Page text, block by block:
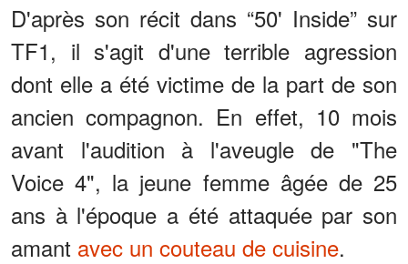
D'après son récit dans “50' Inside” sur
TF1, il s'agit d'une terrible agression
dont elle a été victime de la part de son
ancien compagnon. En effet, 10 mois
avant l'audition à l'aveugle de "The
Voice 4", la jeune femme âgée de 25
ans à l'époque a été attaquée par son
amant avec un couteau de cuisine.